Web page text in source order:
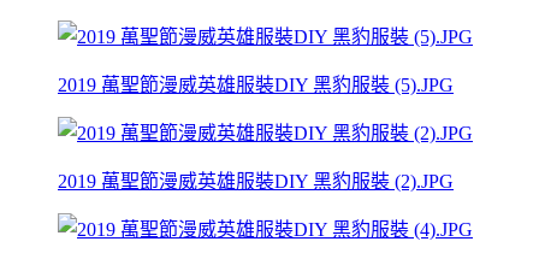
2019 萬聖節漫威英雄服裝DIY 黑豹服裝 (5).JPG
2019 萬聖節漫威英雄服裝DIY 黑豹服裝 (2).JPG